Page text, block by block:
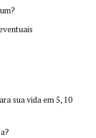
sua vida em 5, 10